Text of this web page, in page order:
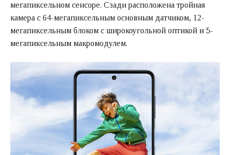
мегапиксельном сенсоре. Сзади расположена тройная
камера с 64-мегапиксельным основным датчиком, 12-
мегапиксельным блоком с широкоугольной оптикой и 5-
мегапиксельным макромодулем.